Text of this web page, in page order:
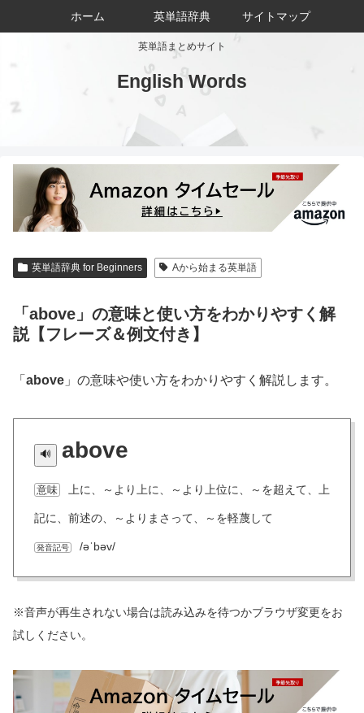
英単語まとめサイト
English Words
ホーム 英単語辞典 サイトマップ
英単語辞典 for Beginners Aから始まる英単語
「above」の意味と使い方をわかりやすく解
説【フレーズ＆例文付き】
「 above 」の意味や使い方をわかりやすく解説します。
above
意味 上に、～より上に、～より上位に、～を超えて、上
記に、前述の、～よりまさって、～を軽蔑して
発音記号 /əˈbəv/
※音声が再生されない場合は読み込みを待つかブラウザ変更をお
試しください。